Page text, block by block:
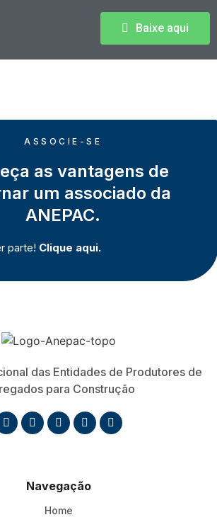
Baixe aqui
ASSOCIE-SE
as vantagens de
um associado da
ANEPAC.
parte! Clique aqui.
das Entidades de Produtores de
para Construção
Navegação
Home